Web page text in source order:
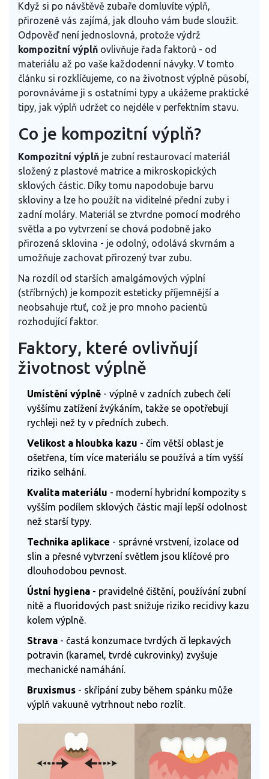
Když si po návštěvě zubaře domluvíte výplň,
přirozeně vás zajímá, jak dlouho vám bude sloužit.
Odpověď není jednoslovná, protože výdrž
kompozitní výplň ovlivňuje řada faktorů - od
materiálu až po vaše každodenní návyky. V tomto
článku si rozklíčujeme, co na životnost výplně působí,
porovnáváme ji s ostatními typy a ukážeme praktické
tipy, jak výplň udržet co nejdéle v perfektním stavu.
Co je kompozitní výplň?
Kompozitní výplň je zubní restaurovací materiál
složený z plastové matrice a mikroskopických
sklových částic. Díky tomu napodobuje barvu
skloviny a lze ho použít na viditelné přední zuby i
zadní moláry. Materiál se ztvrdne pomocí modrého
světla a po vytvrzení se chová podobně jako
přirozená sklovina - je odolný, odolává skvrnám a
umožňuje zachovat přirozený tvar zubu.
Na rozdíl od starších amalgámových výplní
(stříbrných) je kompozit esteticky příjemnější a
neobsahuje rtuť, což je pro mnoho pacientů
rozhodující faktor.
Faktory, které ovlivňují
životnost výplně
Umístění výplně - výplně v zadních zubech čelí
vyššímu zatížení žvýkáním, takže se opotřebují
rychleji než ty v předních zubech.
Velikost a hloubka kazu - čím větší oblast je
ošetřena, tím více materiálu se používá a tím vyšší
riziko selhání.
Kvalita materiálu - moderní hybridní kompozity s
vyšším podílem sklových částic mají lepší odolnost
než starší typy.
Technika aplikace - správné vrstvení, izolace od
slin a přesné vytvrzení světlem jsou klíčové pro
dlouhodobou pevnost.
Ústní hygiena - pravidelné čištění, používání zubní
nitě a fluoridových past snižuje riziko recidivy kazu
kolem výplně.
Strava - častá konzumace tvrdých či lepkavých
potravin (karamel, tvrdé cukrovinky) zvyšuje
mechanické namáhání.
Bruxismus - skřípání zuby během spánku může
výplň vakuuně vytrhnout nebo rozlít.